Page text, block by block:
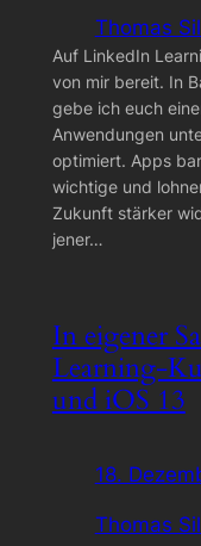
Thomas
Auf LinkedIn
von mir bereit. In
gebe ich euch
Anwendungen
optimiert. Apps
wichtige und
Zukunft stärker
jener…
In eigener
Learning-
und iOS 13
18.
Thomas